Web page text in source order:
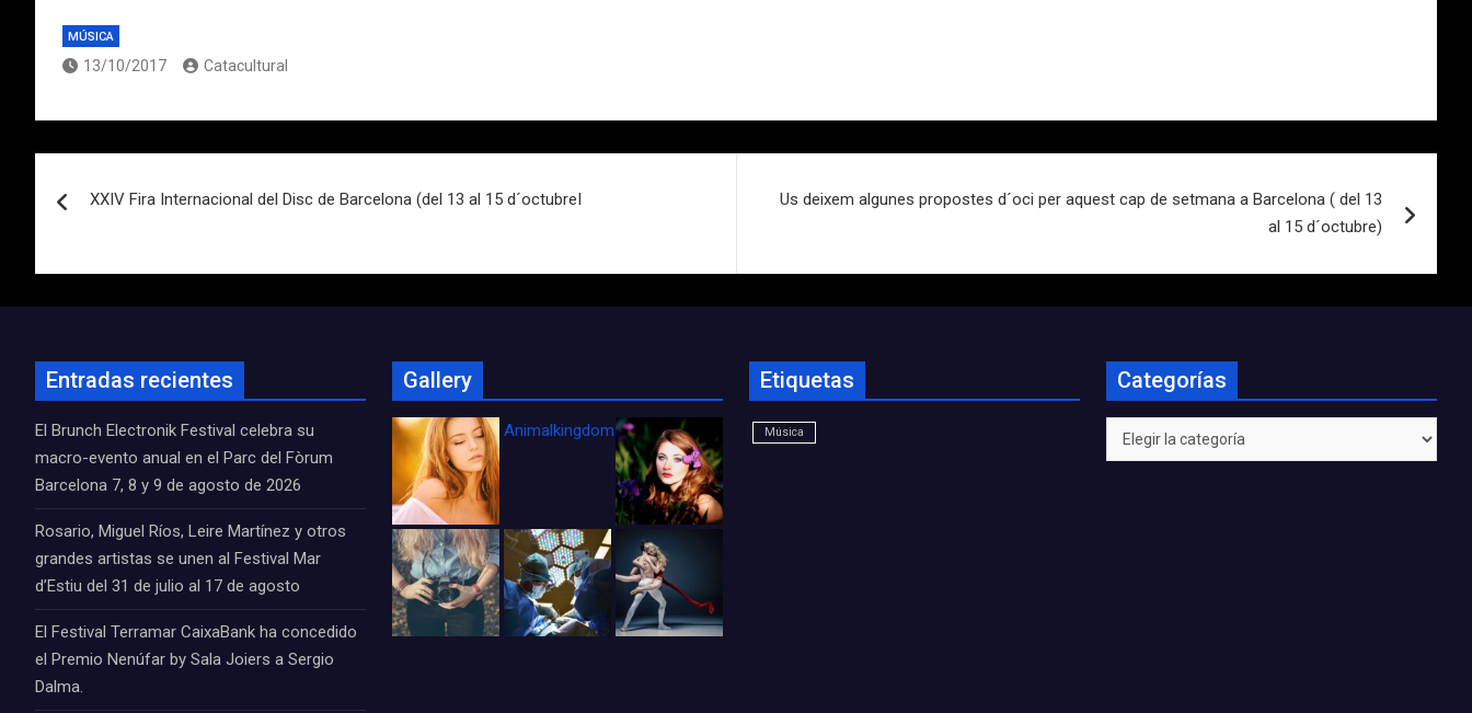
MÚSICA
13/10/2017 Catacultural
de
entradas
XXIV Fira Internacional del Disc de Barcelona (del 13 al 15 d´octubreI
Us deixem algunes propostes d´oci per aquest cap de setmana a Barcelona ( del 13
al 15 d´octubre)
Entradas recientes
El Brunch Electronik Festival celebra su
macro-evento anual en el Parc del Fòrum
Barcelona 7, 8 y 9 de agosto de 2026
Rosario, Miguel Ríos, Leire Martínez y otros
grandes artistas se unen al Festival Mar
d’Estiu del 31 de julio al 17 de agosto
El Festival Terramar CaixaBank ha concedido
el Premio Nenúfar by Sala Joiers a Sergio
Dalma.
Gallery
Animalkingdom_FichaCine
Etiquetas
Música
Categorías
Categorías